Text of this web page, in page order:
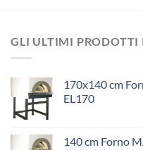
GLI ULTIMI PRODOTTI
170x140 cm
EL170
140 cm Forno